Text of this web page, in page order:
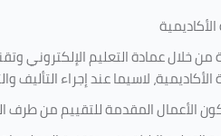
من خلال عمادة التعليم الإلكتروني
لاسيما عند إجراء التأليف
الأعمال المقدمة للتقييم من طرف